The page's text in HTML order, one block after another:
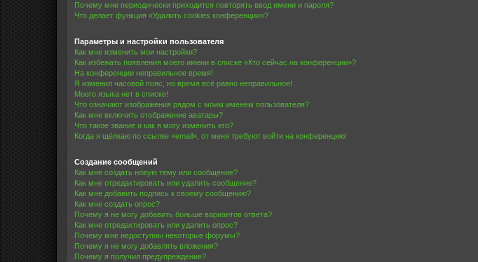
Почему мне периодически приходится повторять ввод имени и пароля?
Что делает функция «Удалить cookies конференции»?
Параметры и настройки пользователя
Как мне изменить мои настройки?
Как избежать появления моего имени в списке «Кто сейчас на конференции»?
На конференции неправильное время!
Я изменил часовой пояс, но время всё равно неправильное!
Моего языка нет в списке!
Что означают изображения рядом с моим именем пользователя?
Как мне включить отображение аватары?
Что такое звание и как я могу изменить его?
Когда я щёлкаю по ссылке «email», от меня требуют войти на конференцию!
Создание сообщений
Как мне создать новую тему или сообщение?
Как мне отредактировать или удалить сообщение?
Как мне добавить подпись к своему сообщению?
Как мне создать опрос?
Почему я не могу добавить больше вариантов ответа?
Как мне отредактировать или удалить опрос?
Почему мне недоступны некоторые форумы?
Почему я не могу добавлять вложения?
Почему я получил предупреждение?